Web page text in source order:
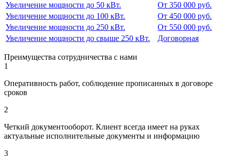
Увеличение мощности до 50 кВт.
От 350 000 руб.
Увеличение мощности до 100 кВт.
От 450 000 руб.
Увеличение мощности до 250 кВт.
От 550 000 руб.
Увеличение мощности до свыше 250 кВт. Договорная
Преимущества сотрудничества с нами
1
Оперативность работ, соблюдение прописанных в договоре
сроков
2
Четкий документооборот. Клиент всегда имеет на руках
актуальные исполнительные документы и информацию
3